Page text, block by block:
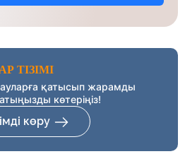
ТІЗІМІ
қатысып жарамды
көтеріңіз!
көру